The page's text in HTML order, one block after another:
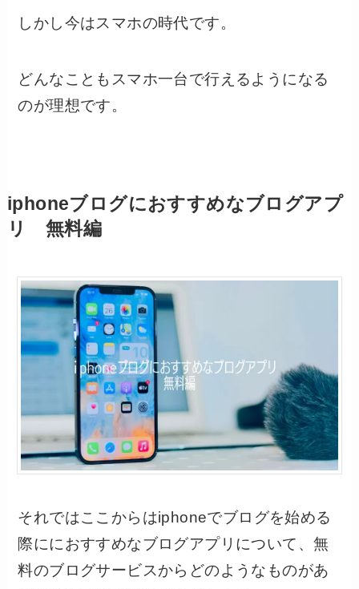
しかし今はスマホの時代です。
どんなこともスマホ一台で行えるようになる
のが理想です。
iphoneブログにおすすめなブログアプ
リ 無料編
それではここからはiphoneでブログを始める
際ににおすすめなブログアプリについて、無
料のブログサービスからどのようなものがあ